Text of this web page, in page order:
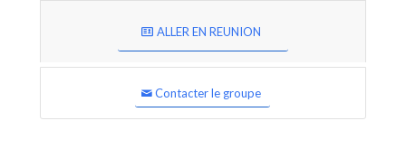
ALLER EN REUNION
Contacter le groupe